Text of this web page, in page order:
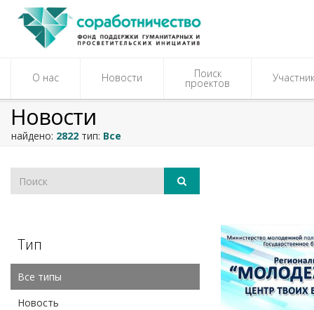
О нас Новости Поиск
проектов
Новости
найдено: 2822 тип: Все
Тип
Все типы
Новость